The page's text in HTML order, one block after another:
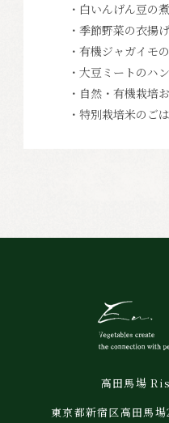
・白いんげん豆の
・季節野菜の衣揚げ
・有機ジャガイモ
・大豆ミートのハ
・自然・有機栽培
・特別栽培米のご
高田馬場
東京都新宿区高田馬